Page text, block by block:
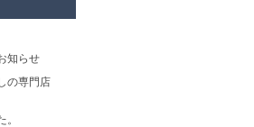
知らせ
の専門店